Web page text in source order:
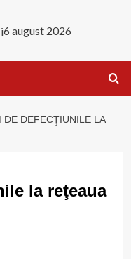
6 august 2026
DE DEFECŢIUNILE LA
la reţeaua